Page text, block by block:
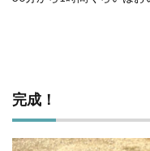
完成！